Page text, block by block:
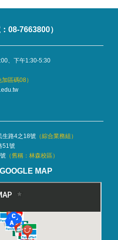
08-7663800）
、下午1:30-5:30
加區碼08）
生路4之18號 （綜合業務組 ）
51號
（舊稱：林森校區）
MAP